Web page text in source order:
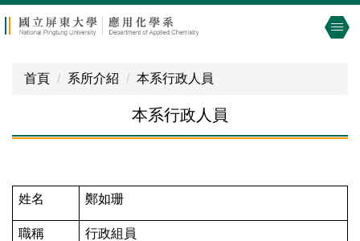
到
首頁 系所介紹 本系行政人員
本系行政人員
姓名 鄭如珊
職稱 行政組員